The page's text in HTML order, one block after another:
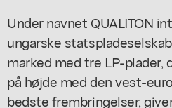
Under navnet QUALITON
ungarske
marked med tre LP-
på højde med den vest-
bedste frembringelser,